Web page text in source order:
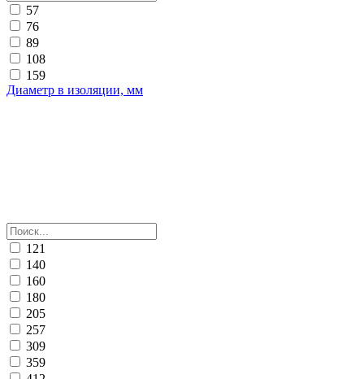
57
76
89
108
159
Диаметр в изоляции, мм
121
140
160
180
205
257
309
359